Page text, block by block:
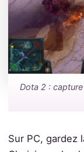
Dota 2 :
Sur PC, gardez